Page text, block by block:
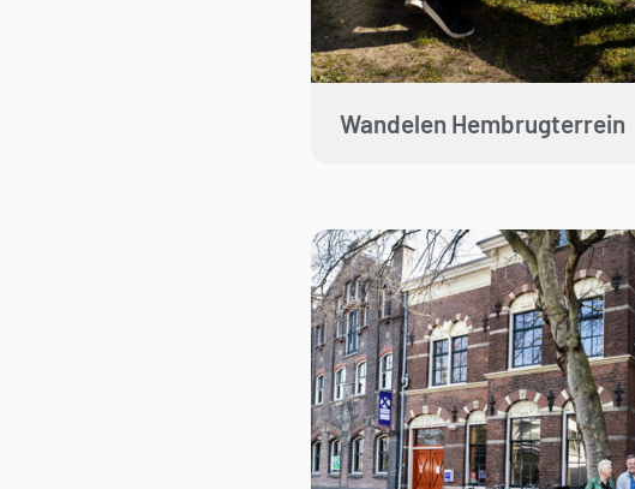
Wandelen Hembrugterrein